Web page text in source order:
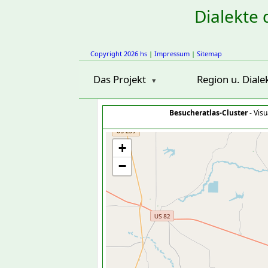
Dialekte
Copyright 2026 hs | Impressum | Sitemap
Das Projekt Region u.
Besucheratlas-Cluster-
+
−